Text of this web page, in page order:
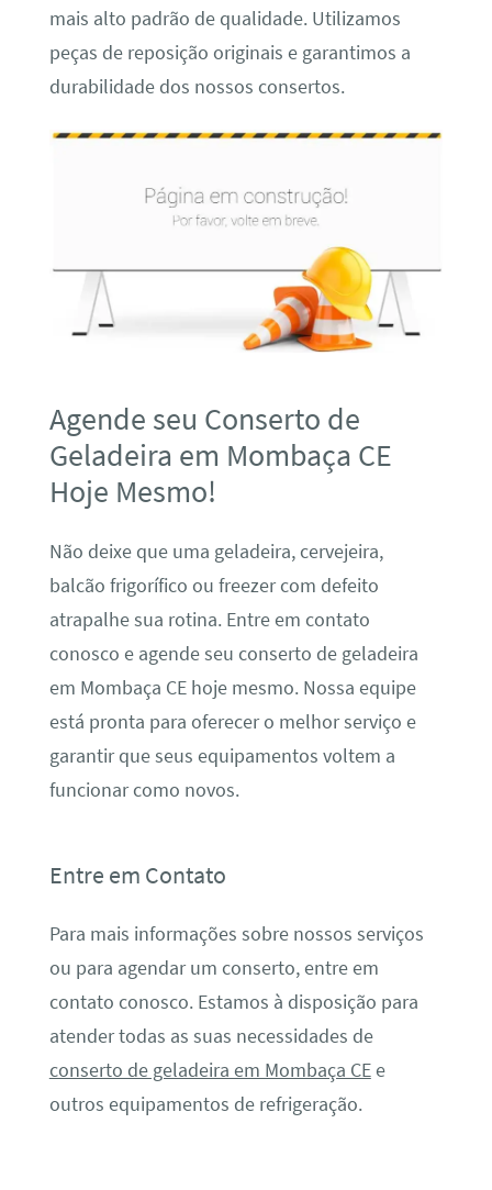
mais alto padrão de qualidade. Utilizamos
peças de reposição originais e garantimos a
durabilidade dos nossos consertos.
Agende seu Conserto de
Geladeira em Mombaça CE
Hoje Mesmo!
Não deixe que uma geladeira, cervejeira,
balcão frigorífico ou freezer com defeito
atrapalhe sua rotina. Entre em contato
conosco e agende seu conserto de geladeira
em Mombaça CE hoje mesmo. Nossa equipe
está pronta para oferecer o melhor serviço e
garantir que seus equipamentos voltem a
funcionar como novos.
Entre em Contato
Para mais informações sobre nossos serviços
ou para agendar um conserto, entre em
contato conosco. Estamos à disposição para
atender todas as suas necessidades de
conserto de geladeira em Mombaça CEe
outros equipamentos de refrigeração.